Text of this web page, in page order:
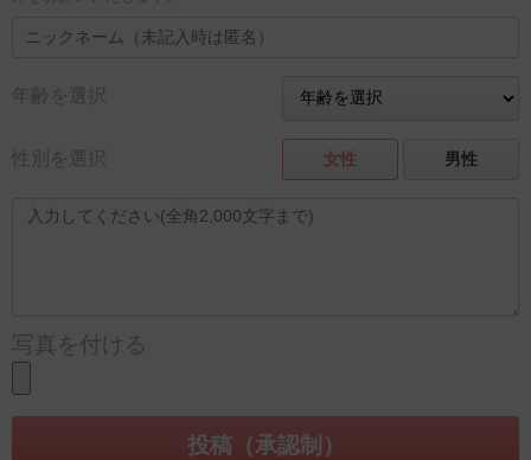
年齢を選択
性別を選択 女性 男性
写真を付ける